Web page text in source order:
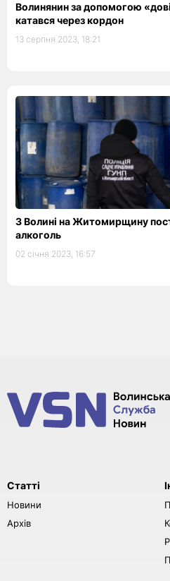
Волинянин за допомогою
катався через кордон
13 серпня 2023, 18:21
З Волині на Житомирщину
алкоголь
02 січня 2023, 16:57
Статті
Новини
Архів